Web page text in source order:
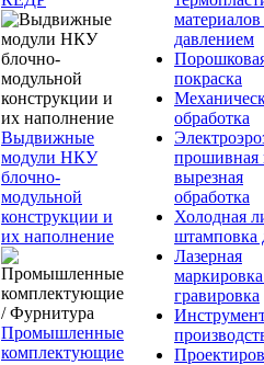
Выдвижные
модули НКУ
блочно-
модульной
конструкции и
их наполнение
Промышленные
комплектующие
давлением
покраска
обработка
прошивная
вырезная
обработка
Холодная
штамповка
Лазерная
гравировка